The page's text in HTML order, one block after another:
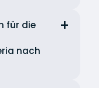
für die
nach